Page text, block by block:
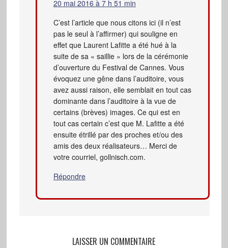
20 mai 2016 à 7 h 51 min
C’est l’article que nous citons ici (il n’est
pas le seul à l’affirmer) qui souligne en
effet que Laurent Lafitte a été hué à la
suite de sa « saillie » lors de la cérémonie
d’ouverture du Festival de Cannes. Vous
évoquez une gêne dans l’auditoire, vous
avez aussi raison, elle semblait en tout cas
dominante dans l’auditoire à la vue de
certains (brèves) images. Ce qui est en
tout cas certain c’est que M. Lafitte a été
ensuite étrillé par des proches et/ou des
amis des deux réalisateurs… Merci de
votre courriel, gollnisch.com.
Répondre
LAISSER UN COMMENTAIRE